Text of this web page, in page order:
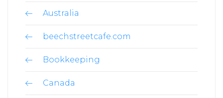
Australia
beechstreetcafe.com
Bookkeeping
Canada